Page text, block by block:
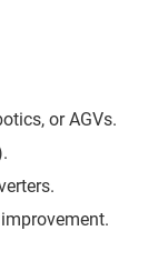
or AGVs.